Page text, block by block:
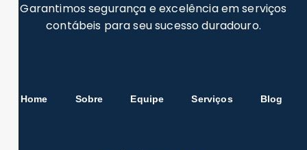
Garantimos segurança e excelência em serviços
contábeis para seu sucesso duradouro.
Home Sobre Equipe Serviços Blog